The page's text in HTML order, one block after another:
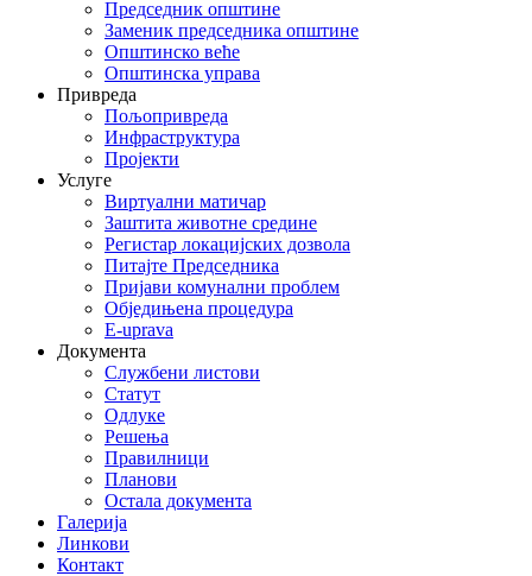
Председник општине
Заменик председника општине
Општинско веће
Општинска управа
Привреда
Пољопривреда
Инфраструктура
Пројекти
Услуге
Виртуални матичар
Заштита животне средине
Регистар локацијских дозвола
Питајте Председника
Пријави комунални проблем
Обједињена процедура
E-uprava
Документа
Службени листови
Статут
Одлуке
Решења
Правилници
Планови
Остала документа
Галерија
Линкови
Контакт